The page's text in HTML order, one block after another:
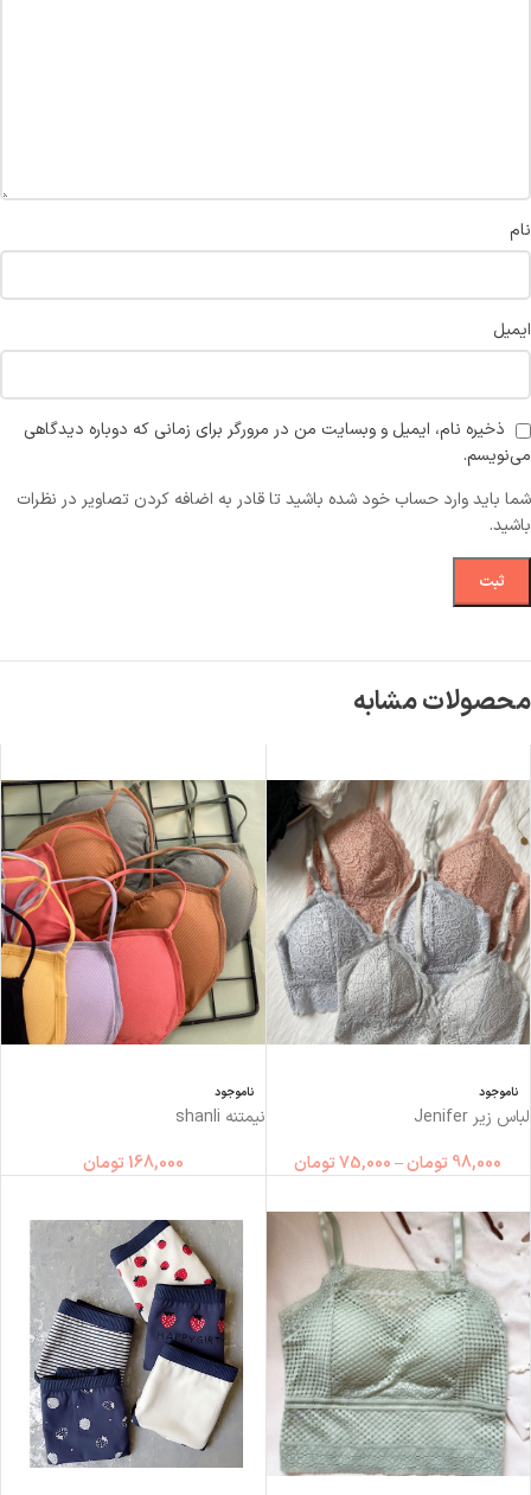
نام
ایمیل
ذخیره نام، ایمیل و وبسایت من در مرورگر برای زمانی که دوباره دیدگاهی
می‌نویسم.
شما باید وارد حساب خود شده باشید تا قادر به اضافه کردن تصاویر در نظرات
باشید.
محصولات مشابه
ناموجود
لباس زیر Jenifer
98,000 تومان–
75,000 تومان
ناموجود
نیمتنه shanli
168,000 تومان